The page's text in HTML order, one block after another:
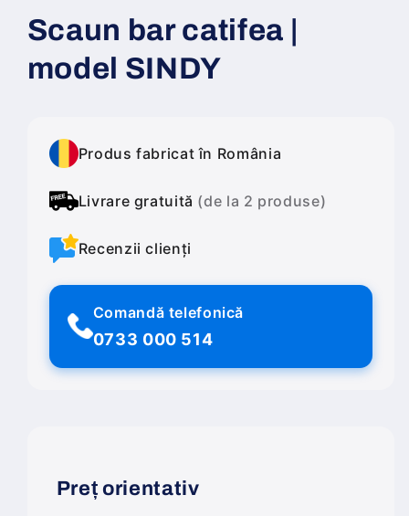
Scaun bar catifea |
model SINDY
Produs fabricat în România
Livrare gratuită (de la 2 produse)
Recenzii clienți
Comandă telefonică
0733 000 514
Preț orientativ